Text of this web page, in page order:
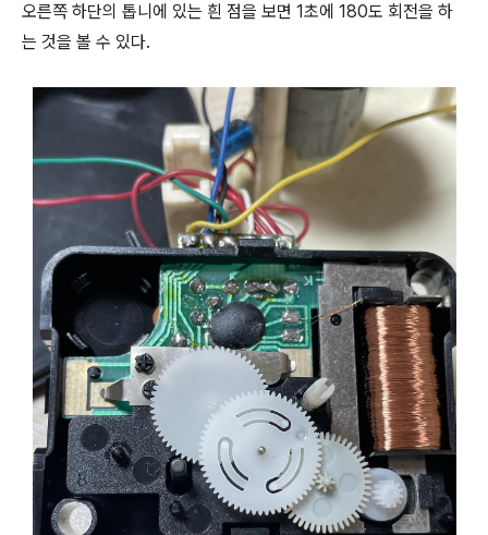
오른쪽 하단의 톱니에 있는 흰 점을 보면 1초에 180도 회전을 하
는 것을 볼 수 있다.